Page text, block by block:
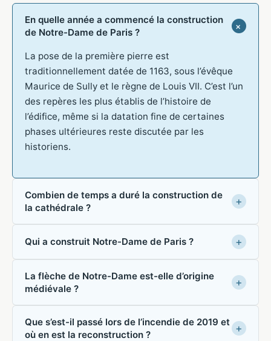
En quelle année a commencé la construction
de Notre-Dame de Paris ?
La pose de la première pierre est
traditionnellement datée de 1163, sous l’évêque
Maurice de Sully et le règne de Louis VII. C’est l’un
des repères les plus établis de l’histoire de
l’édifice, même si la datation fine de certaines
phases ultérieures reste discutée par les
historiens.
Combien de temps a duré la construction de
la cathédrale ?
Qui a construit Notre-Dame de Paris ?
La flèche de Notre-Dame est-elle d’origine
médiévale ?
Que s’est-il passé lors de l’incendie de 2019 et
où en est la reconstruction ?